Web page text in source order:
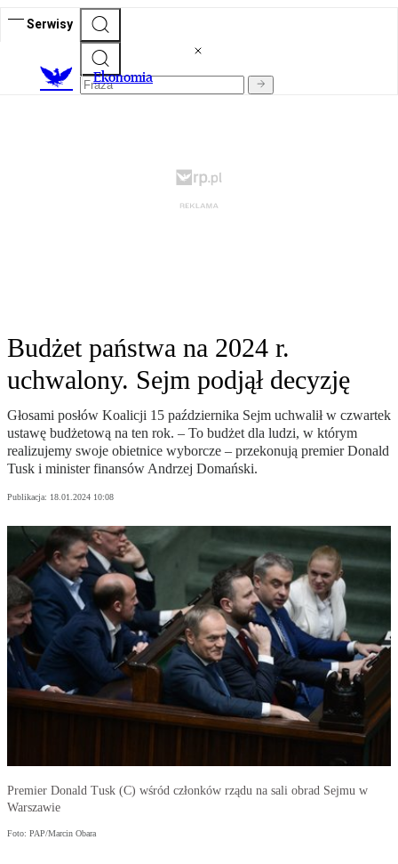
Serwisy
Ekonomia
Budżet państwa na 2024 r.
uchwalony. Sejm podjął decyzję
Głosami posłów Koalicji 15 października Sejm uchwalił w czwartek
ustawę budżetową na ten rok. – To budżet dla ludzi, w którym
realizujemy swoje obietnice wyborcze – przekonują premier Donald
Tusk i minister finansów Andrzej Domański.
Publikacja: 18.01.2024 10:08
Premier Donald Tusk (C) wśród członków rządu na sali obrad Sejmu w
Warszawie
Foto: PAP/Marcin Obara